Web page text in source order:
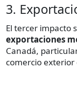
3.
El tercer impacto
exportaciones
Canadá,
comercio exterior